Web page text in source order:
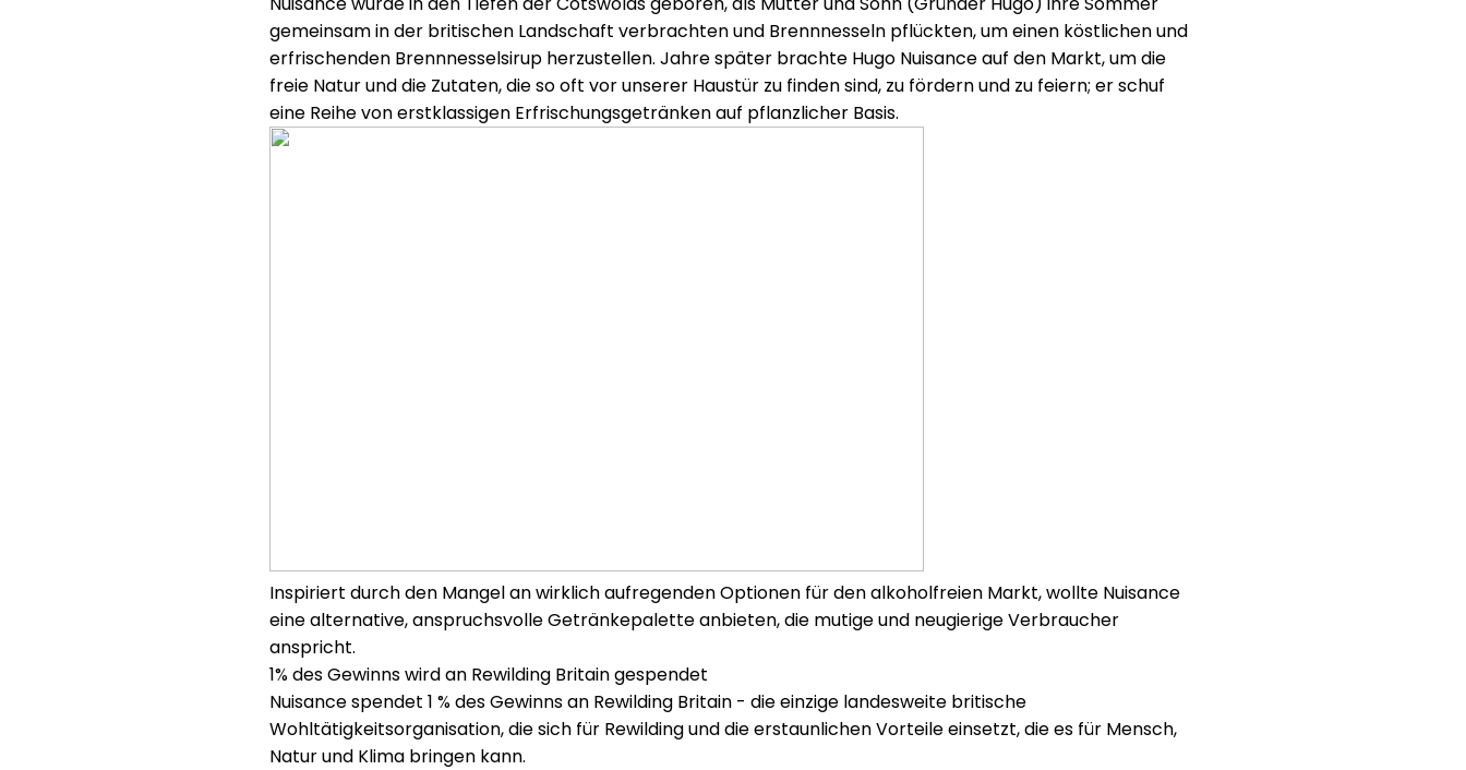
gemeinsam in der britischen Landschaft verbrachten und Brennnesseln pflückten, um einen köstlichen und
erfrischenden Brennnesselsirup herzustellen. Jahre später brachte Hugo Nuisance auf den Markt, um die
freie Natur und die Zutaten, die so oft vor unserer Haustür zu finden sind, zu fördern und zu feiern; er schuf
eine Reihe von erstklassigen Erfrischungsgetränken auf pflanzlicher Basis.
Inspiriert durch den Mangel an wirklich aufregenden Optionen für den alkoholfreien Markt, wollte Nuisance
eine alternative, anspruchsvolle Getränkepalette anbieten, die mutige und neugierige Verbraucher
anspricht.
1% des Gewinns wird an Rewilding Britain gespendet
Nuisance spendet 1 % des Gewinns an Rewilding Britain - die einzige landesweite britische
Wohltätigkeitsorganisation, die sich für Rewilding und die erstaunlichen Vorteile einsetzt, die es für Mensch,
Natur und Klima bringen kann.